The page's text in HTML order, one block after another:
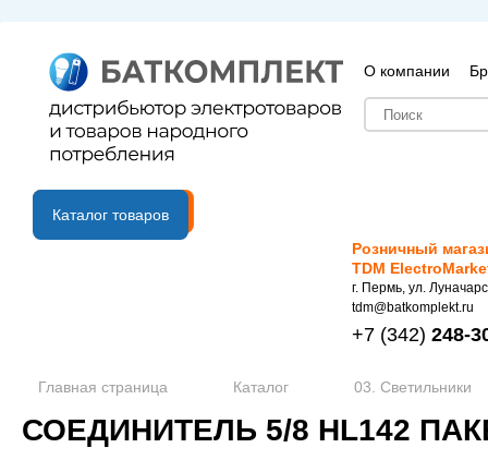
О компании
B2B портал
Каталог товаров
Розничный
TDM
г. Пермь, ул.
tdm@batkomplekt.ru
+7 (342) 248-
Главная страница Каталог 03. Светильники
СОЕДИНИТЕЛЬ 5/8 HL142